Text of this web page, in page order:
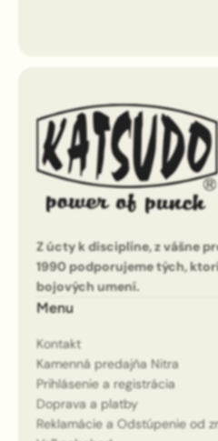
Z úcty k disciplíne, z vášne
1990 podporujeme tých,
bojových umení.
Menu
Kontakt
Kamenná predajňa Nitra
Prihlásenie a registrácia
Doprava a platby
Reklamácie a Odstúpenie od